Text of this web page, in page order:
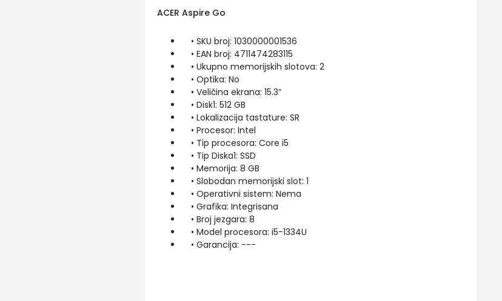
ACER Aspire Go
• SKU broj: 1030000001536
• EAN broj: 4711474283115
• Ukupno memorijskih slotova: 2
• Optika: No
• Veličina ekrana: 15.3”
• Disk1: 512 GB
• Lokalizacija tastature: SR
• Procesor: Intel
• Tip procesora: Core i5
• Tip Diska1: SSD
• Memorija: 8 GB
• Slobodan memorijski slot: 1
• Operativni sistem: Nema
• Grafika: Integrisana
• Broj jezgara: 8
• Model procesora: i5-1334U
• Garancija: ---